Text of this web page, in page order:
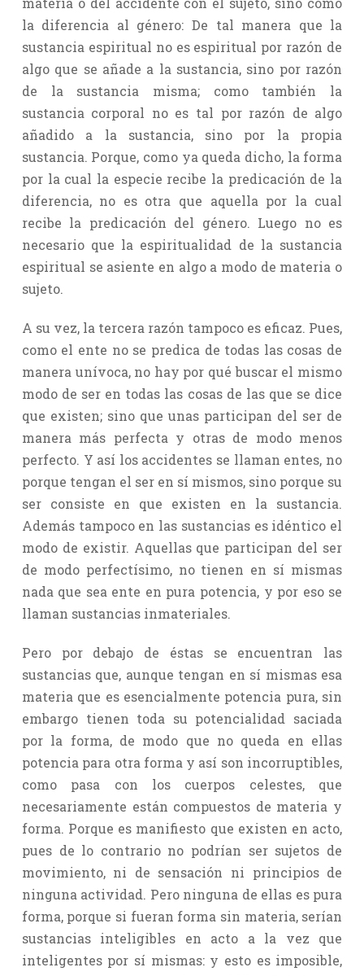
la diferencia al género: De tal manera que la
sustancia espiritual no es espiritual por razón de
algo que se añade a la sustancia, sino por razón
de la sustancia misma; como también la
sustancia corporal no es tal por razón de algo
añadido a la sustancia, sino por la propia
sustancia. Porque, como ya queda dicho, la forma
por la cual la especie recibe la predicación de la
diferencia, no es otra que aquella por la cual
recibe la predicación del género. Luego no es
necesario que la espiritualidad de la sustancia
espiritual se asiente en algo a modo de materia o
sujeto.
A su vez, la tercera razón tampoco es eficaz. Pues,
como el ente no se predica de todas las cosas de
manera unívoca, no hay por qué buscar el mismo
modo de ser en todas las cosas de las que se dice
que existen; sino que unas participan del ser de
manera más perfecta y otras de modo menos
perfecto. Y así los accidentes se llaman entes, no
porque tengan el ser en sí mismos, sino porque su
ser consiste en que existen en la sustancia.
Además tampoco en las sustancias es idéntico el
modo de existir. Aquellas que participan del ser
de modo perfectísimo, no tienen en sí mismas
nada que sea ente en pura potencia, y por eso se
llaman sustancias inmateriales.
Pero por debajo de éstas se encuentran las
sustancias que, aunque tengan en sí mismas esa
materia que es esencialmente potencia pura, sin
embargo tienen toda su potencialidad saciada
por la forma, de modo que no queda en ellas
potencia para otra forma y así son incorruptibles,
como pasa con los cuerpos celestes, que
necesariamente están compuestos de materia y
forma. Porque es manifiesto que existen en acto,
pues de lo contrario no podrían ser sujetos de
movimiento, ni de sensación ni principios de
ninguna actividad. Pero ninguna de ellas es pura
forma, porque si fueran forma sin materia, serían
sustancias inteligibles en acto a la vez que
inteligentes por sí mismas: y esto es imposible,